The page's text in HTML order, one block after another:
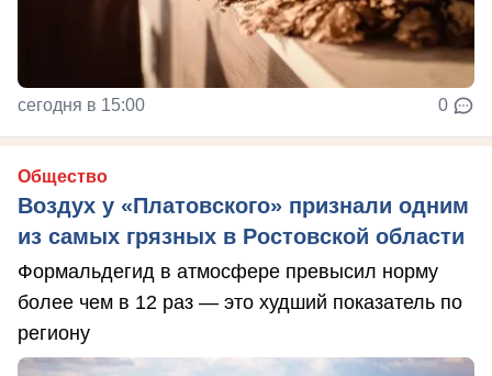
сегодня в 15:00 0
Общество
Воздух у «Платовского» признали одним
из самых грязных в Ростовской области
Формальдегид в атмосфере превысил норму
более чем в 12 раз — это худший показатель по
региону